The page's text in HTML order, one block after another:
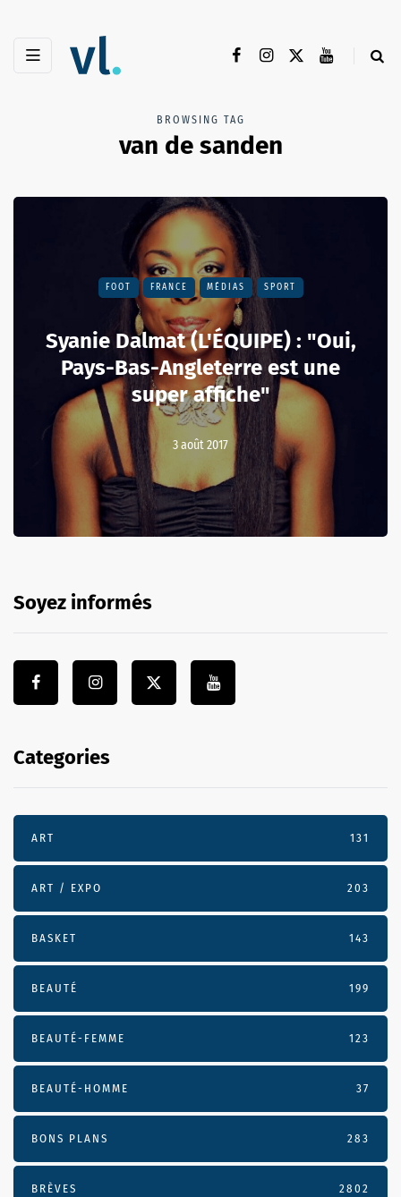
BROWSING TAG
van de sanden
FOOT FRANCE MÉDIAS SPORT
Syanie Dalmat (L'ÉQUIPE) : "Oui,
Pays-Bas-Angleterre est une
super affiche"
3 août 2017
Soyez informés
Categories
ART 131
ART / EXPO 203
BASKET 143
BEAUTÉ 199
BEAUTÉ-FEMME 123
BEAUTÉ-HOMME 37
BONS PLANS 283
BRÈVES 2802